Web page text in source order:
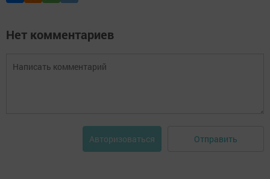
Нет комментариев
Авторизоваться Отправить